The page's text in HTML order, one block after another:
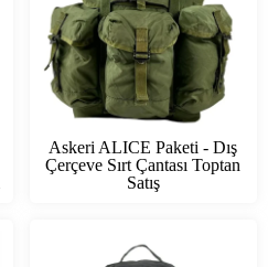
Askeri ALICE Paketi - Dış
Çerçeve Sırt Çantası Toptan
Satış